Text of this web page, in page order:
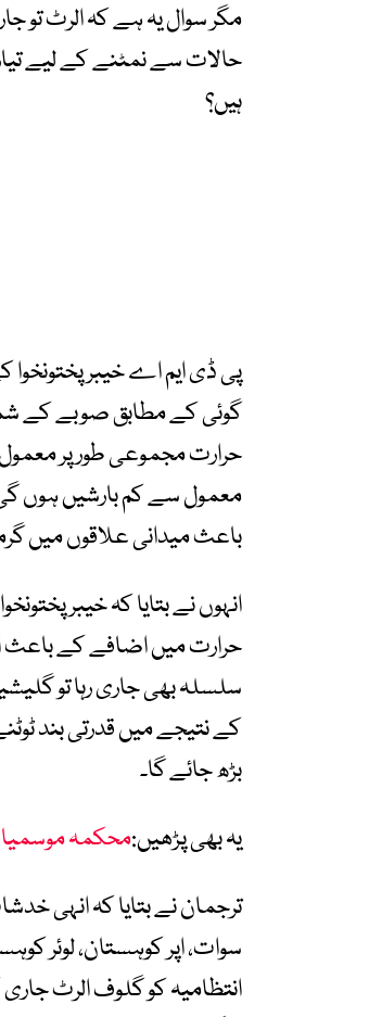
مگر سوال یہ ہے کہ الرٹ تو
حالات سے نمٹنے کے لیے
ہیں؟
پی ڈی ایم اے خیبر
گوئی کے مطابق صوبے کے
حرارت مجموعی طور پر
معمول سے کم بارشیں ہوں
باعث میدانی علاقوں میں
انہوں نے بتایا کہ خیبر
حرارت میں اضافے کے باعث
سلسلہ بھی جاری رہا تو
کے نتیجے میں قدرتی بند
بڑھ جائے گا۔
یہ بھی پڑھیں:محکمہ
ترجمان نے بتایا کہ انہی
سوات، اپر کوہستان، لوئر
انتظامیہ کو گلوف الرٹ